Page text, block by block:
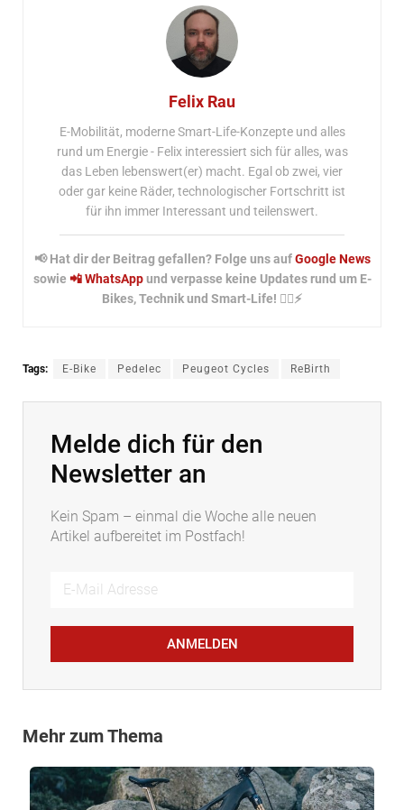
Felix Rau
E-Mobilität, moderne Smart-Life-Konzepte und alles
rund um Energie - Felix interessiert sich für alles, was
das Leben lebenswert(er) macht. Egal ob zwei, vier
oder gar keine Räder, technologischer Fortschritt ist
für ihn immer Interessant und teilenswert.
📢 Hat dir der Beitrag gefallen? Folge uns aufGoogle News
sowie 📲 WhatsAppund verpasse keine Updates rund um E-
Bikes, Technik und Smart-Life! 🚴‍♂️⚡
Tags: E-Bike Pedelec Peugeot Cycles ReBirth
Melde dich für den
Newsletter an
Kein Spam – einmal die Woche alle neuen
Artikel aufbereitet im Postfach!
ANMELDEN
Mehr zum Thema